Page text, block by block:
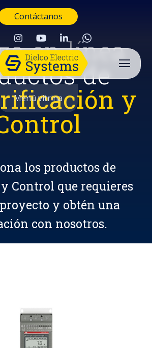
Contáctanos
Menú vitrina
en línea
de
y
los productos de
Control que requieres
y obtén una
con nosotros.